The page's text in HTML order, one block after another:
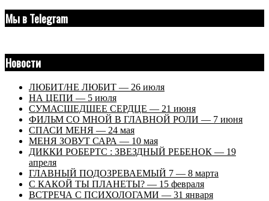
Мы в Telegram
Новости
ЛЮБИТ/НЕ ЛЮБИТ — 26 июля
НА ЦЕПИ — 5 июля
СУМАСШЕДШЕЕ СЕРДЦЕ — 21 июня
ФИЛЬМ СО МНОЙ В ГЛАВНОЙ РОЛИ — 7 июня
СПАСИ МЕНЯ — 24 мая
МЕНЯ ЗОВУТ САРА — 10 мая
ДИККИ РОБЕРТС : ЗВЕЗДНЫЙ РЕБЕНОК — 19
апреля
ГЛАВНЫЙ ПОДОЗРЕВАЕМЫЙ 7 — 8 марта
С КАКОЙ ТЫ ПЛАНЕТЫ? — 15 февраля
ВСТРЕЧА С ПСИХОЛОГАМИ — 31 января